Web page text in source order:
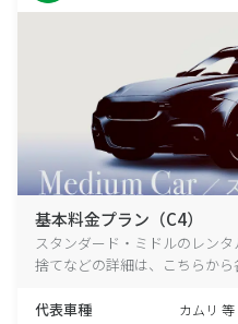
基本料金プラン（C4）
スタンダード・ミドルのレン
捨てなどの詳細は、こちらから
代表車種 カムリ 等